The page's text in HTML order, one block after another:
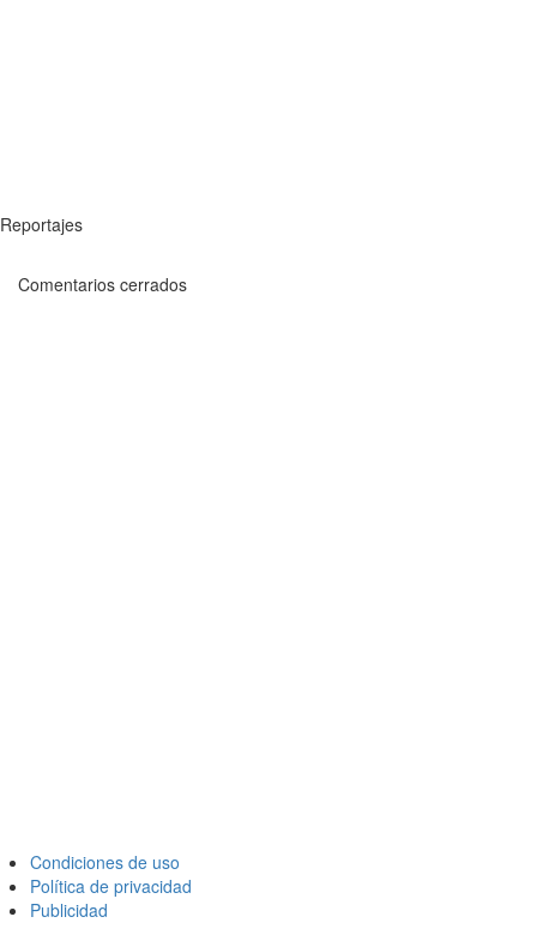
Reportajes
Comentarios cerrados
Condiciones de uso
Política de privacidad
Publicidad